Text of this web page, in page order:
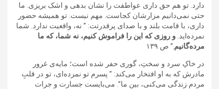
دارد. تو هم حق داری عواطفت را نشان بدهی و اشک بریزی. ما
حتی نمی‌دانیم مزارشان کجاست. مهم نیست. تو همیشه حضور
داری، با قامت بلند و با صدای پرقدرتت: ” نه، واقعیت ندارد. شما
نمرده‌اید. و روزی که این را فراموش کنیم، نه شما، که ما
مرده‌گانیم.” ص ۱٣۹
در خاکِ سرد و سختِ، گوری حفر شده است؛ مایه‌ی غرور
مادرش که به او افتخار می‌کند: ” پسرم تو نمرده‌ای، تو در قلبِ
مردم زندگی می‌کنی، بین ما”. می‌بایست جسارت و جرات